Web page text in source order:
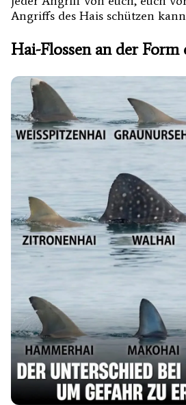
Angriffs des Hais schützen
Hai-Flossen an der Form